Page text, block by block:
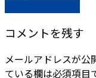
コメントを残す
メールアドレスが公
ている欄は必須項目